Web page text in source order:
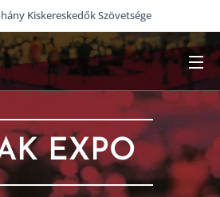
Kiskereskedők Szövetsége
EXPO